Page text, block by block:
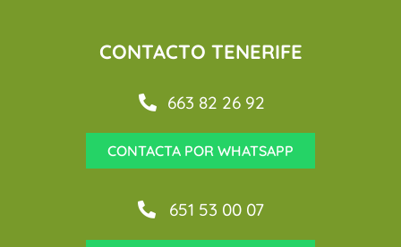
CONTACTO TENERIFE
663 82 26 92
CONTACTA POR WHATSAPP
651 53 00 07